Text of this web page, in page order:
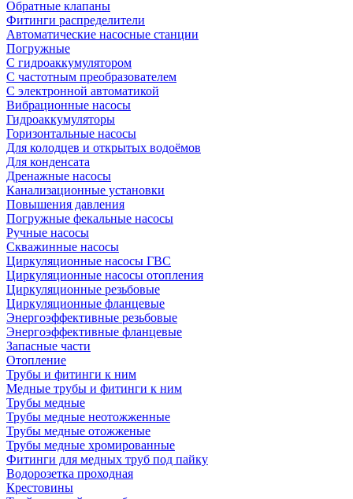
Обратные клапаны
Фитинги распределители
Автоматические насосные станции
Погружные
С гидроаккумулятором
С частотным преобразователем
С электронной автоматикой
Вибрационные насосы
Гидроаккумуляторы
Горизонтальные насосы
Для колодцев и открытых водоёмов
Для конденсата
Дренажные насосы
Канализационные установки
Повышения давления
Погружные фекальные насосы
Ручные насосы
Скважинные насосы
Циркуляционные насосы ГВС
Циркуляционные насосы отопления
Циркуляционные резьбовые
Циркуляционные фланцевые
Энергоэффективные резьбовые
Энергоэффективные фланцевые
Запасные части
Отопление
Трубы и фитинги к ним
Медные трубы и фитинги к ним
Трубы медные
Трубы медные неотожженные
Трубы медные отожженые
Трубы медные хромированные
Фитинги для медных труб под пайку
Водорозетка проходная
Крестовины